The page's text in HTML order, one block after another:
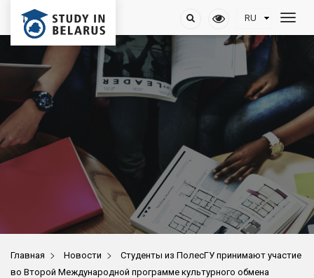
Главная > Новости >
Студенты из ПолесГУ принимают участие
во Второй Международной программе культурного обмена